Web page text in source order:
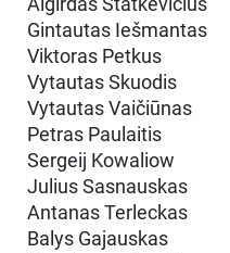
Algirdas Statkevičius
Gintautas Iešmantas
Viktoras Petkus
Vytautas Skuodis
Vytautas Vaičiūnas
Petras Paulaitis
Sergeij Kowaliow
Julius Sasnauskas
Antanas Terleckas
Balys Gajauskas